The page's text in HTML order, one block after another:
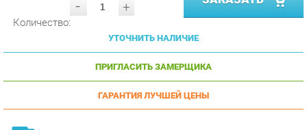
УТОЧНИТЬ НАЛИЧИЕ
ПРИГЛАСИТЬ ЗАМЕРЩИКА
ГАРАНТИЯ ЛУЧШЕЙ ЦЕНЫ
Доставкапог. Екатеринбурги до ТК -бесплатна.